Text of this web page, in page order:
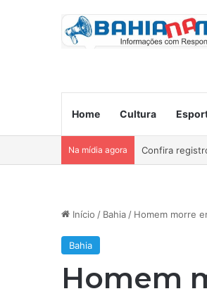
Home Cultura
Na mídia agora Ocorre neste
Início / Bahia / Homem morre
Bahia
Homem